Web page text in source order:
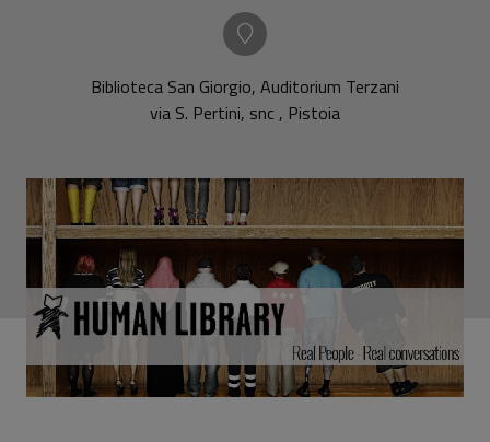
Biblioteca San Giorgio, Auditorium Terzani
via S. Pertini, snc , Pistoia